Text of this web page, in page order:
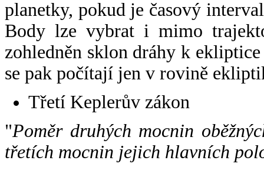
planetky, pokud je časový
Body lze vybrat i mimo
zohledněn sklon dráhy k
se pak počítají jen v rovině
Třetí Keplerův zákon
"Poměr druhých mocnin
třetích mocnin jejich hlavních